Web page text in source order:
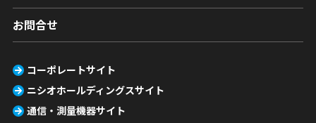
お問合せ
コーポレートサイト
ニシオホールディングスサイト
通信・測量機器サイト